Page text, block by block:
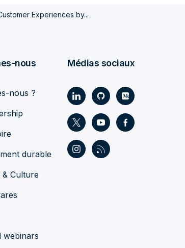
Experiences by...
nous
nous ?
durable
& Culture
webinars
Médias sociaux